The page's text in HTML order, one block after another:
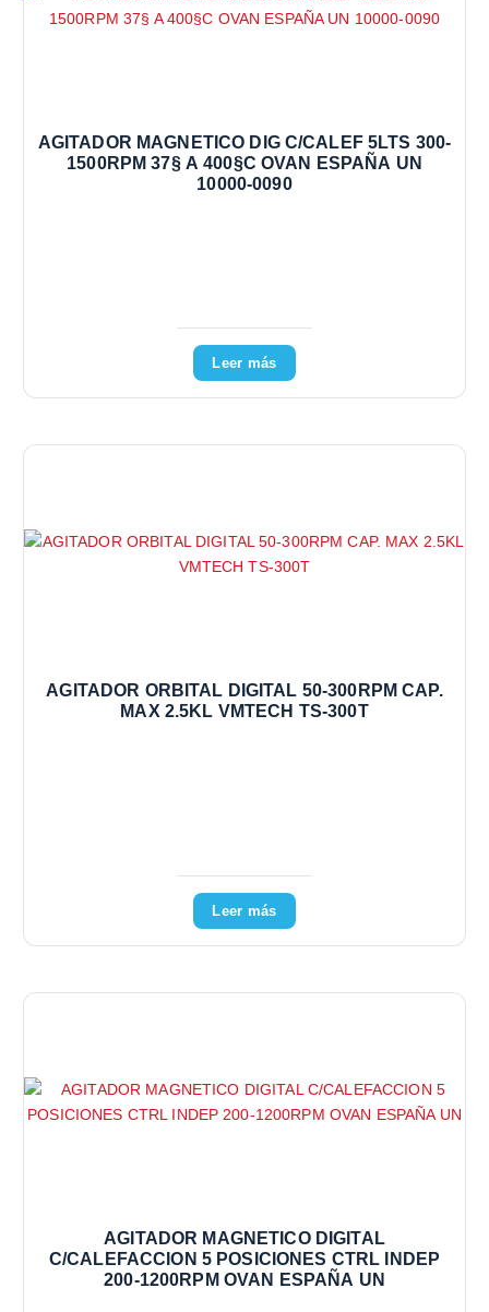
AGITADOR MAGNETICO DIG C/CALEF 5LTS 300-
1500RPM 37§ A 400§C OVAN ESPAÑA UN
10000-0090
Leer más
AGITADOR ORBITAL DIGITAL 50-300RPM CAP.
MAX 2.5KL VMTECH TS-300T
Leer más
AGITADOR MAGNETICO DIGITAL
C/CALEFACCION 5 POSICIONES CTRL INDEP
200-1200RPM OVAN ESPAÑA UN